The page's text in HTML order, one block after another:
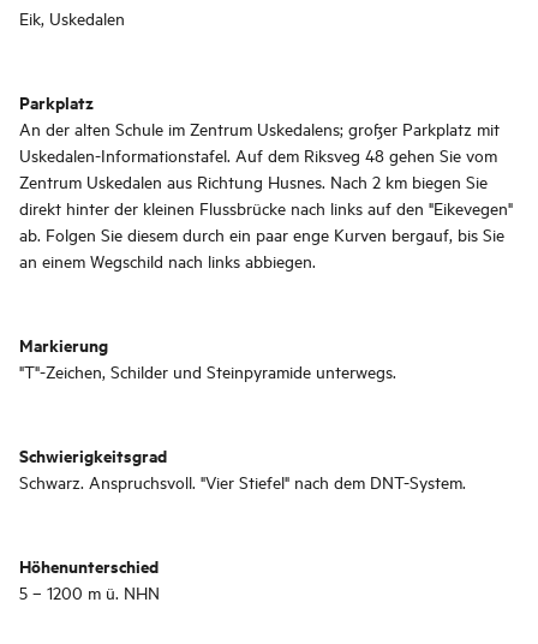
Eik, Uskedalen
Parkplatz
An der alten Schule im Zentrum Uskedalens; großer Parkplatz mit
Uskedalen-Informationstafel. Auf dem Riksveg 48 gehen Sie vom
Zentrum Uskedalen aus Richtung Husnes. Nach 2 km biegen Sie
direkt hinter der kleinen Flussbrücke nach links auf den "Eikevegen"
ab. Folgen Sie diesem durch ein paar enge Kurven bergauf, bis Sie
an einem Wegschild nach links abbiegen.
Markierung
"T"-Zeichen, Schilder und Steinpyramide unterwegs.
Schwierigkeitsgrad
Schwarz. Anspruchsvoll. "Vier Stiefel" nach dem DNT-System.
Höhenunterschied
5 – 1200 m ü. NHN